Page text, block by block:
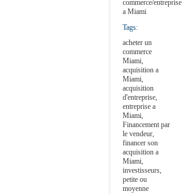
commerce/entreprise
a Miami
Tags:
acheter un
commerce
Miami,
acquisition a
Miami,
acquisition
d'entreprise,
entreprise a
Miami,
Financement par
le vendeur,
financer son
acquisition a
Miami,
investisseurs,
petite ou
moyenne